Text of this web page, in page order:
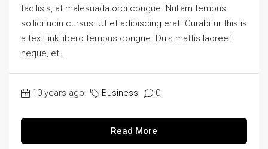
facilisis, at malesuada orci congue. Nullam tempus
sollicitudin cursus. Ut et adipiscing erat. Curabitur this is
a text link libero tempus congue. Duis mattis laoreet
neque, et...
10 years ago Business 0
Read More